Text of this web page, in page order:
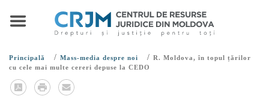
Principală / Mass-media despre noi / R. Moldova, în topul țărilor
cu cele mai multe cereri depuse la CEDO